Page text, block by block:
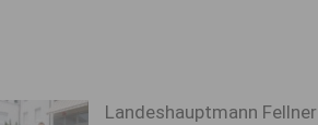
Landeshauptmann Fellner